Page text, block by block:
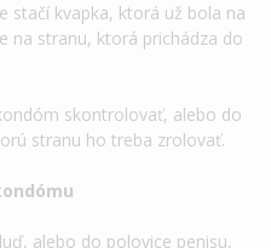
stačí kvapka, ktorá už bola na
na stranu, ktorá prichádza do
skontrolovať, alebo do
stranu ho treba zrolovať.
alebo do polovice penisu,